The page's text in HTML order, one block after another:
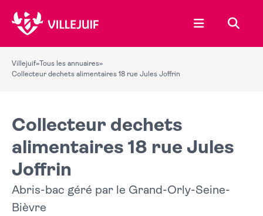
Ouvrir le
Villejuif» Tous les annuaires»
Collecteur dechets alimentaires 18 rue Jules Joffrin
Collecteur dechets
alimentaires 18 rue Jules
Joffrin
Abris-bac géré par le Grand-Orly-Seine-
Bièvre